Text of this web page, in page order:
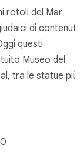
rotoli del Mar
di
questi
Museo del
tra le statue più